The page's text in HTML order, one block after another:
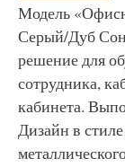
Модель
Серый/Дуб
решение для
сотрудника,
кабинета.
Дизайн в